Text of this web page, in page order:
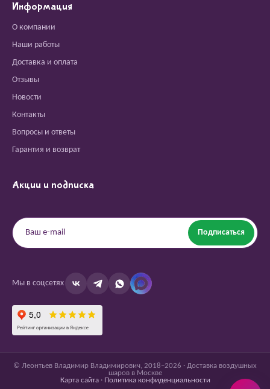
Информация
О компании
Наши работы
Доставка и оплата
Отзывы
Новости
Контакты
Вопросы и ответы
Гарантия и возврат
Акции и подписка
Подписаться
Мы в соцсетях
© Леонтьев Владимир Владимирович, 2018–2026 · Доставка воздушных
шаров в Москве
Карта сайта· Политика конфиденциальности